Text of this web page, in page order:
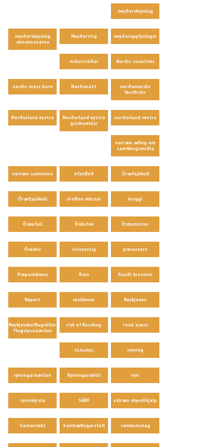
neyðarskipulag
neyðarskipulag
almannavarna
Neyðarstig neyðarupplýsingar
niðurstöður Nordic countries
nordic mass burn Norðanátt
norðanverðir
Vestfirðir
Norðurland eystra
Norðurland eystra
gróðureldar
norðurland vestra
norræn æfing um
samfélagsmiðla
norræn samvinna ofanflóð Öræfajökull
Öræfjajökull órofinn rekstur öryggi
Öskufall Öskufok Öskumistur
Óveður óvissustig precursors
Preparedness Rain Rauði krossinn
Report resilience Reykjanes
Reykjavíkurflugvöllur
Flugslysaáætlun
risk of flooding road acess
rútuslys rýming
rýmingaráætlun Rýmingarskilti rýni
rýniskýrsla SÁBF sálræn skyndihjálp
Samantekt Samhæfingarstöð samkomulag